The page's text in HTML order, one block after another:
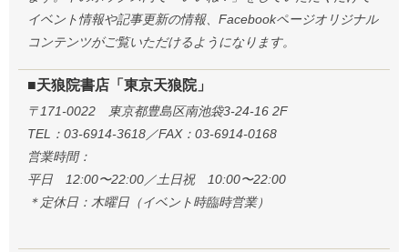
イベント情報や記事更新の情報、Facebookページオリジナル
コンテンツがご覧いただけるようになります。
■天狼院書店「東京天狼院」
〒171-0022 東京都豊島区南池袋3-24-16 2F
TEL：03-6914-3618／FAX：03-6914-0168
営業時間：
平日 12:00〜22:00／土日祝 10:00〜22:00
＊定休日：木曜日（イベント時臨時営業）